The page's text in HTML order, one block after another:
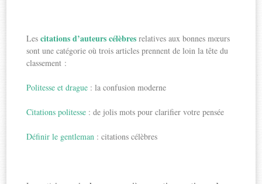
Lescitations d’auteurs célèbres relatives aux bonnes mœurs
sont une catégorie où trois articles prennent de loin la tête du
classement :
Politesse et drague : la confusion moderne
Citations politesse : de jolis mots pour clarifier votre pensée
Définir le gentleman : citations célèbres